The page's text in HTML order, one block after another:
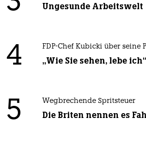
Ungesunde Arbeitswelt
4 FDP-Chef Kubicki über seine
„Wie Sie sehen, lebe ich“
5 Wegbrechende Spritsteuer
Die Briten nennen es